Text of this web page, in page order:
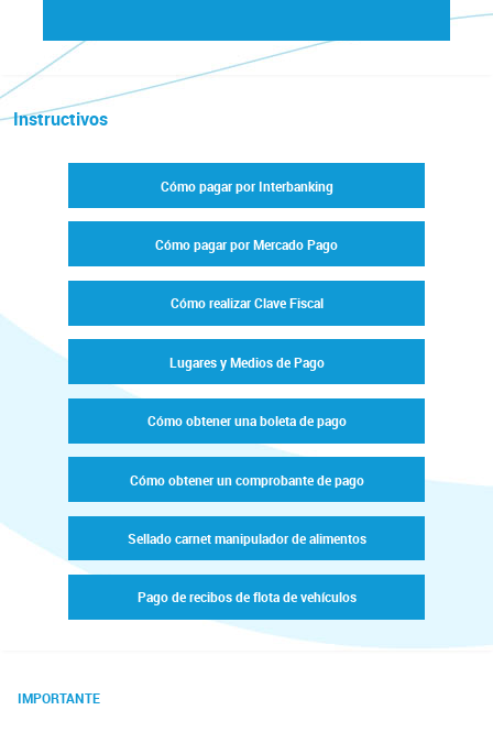
Instructivos
Cómo pagar por Interbanking
Cómo pagar por Mercado Pago
Cómo realizar Clave Fiscal
Lugares y Medios de Pago
Cómo obtener una boleta de pago
Cómo obtener un comprobante de pago
Sellado carnet manipulador de alimentos
Pago de recibos de flota de vehículos
IMPORTANTE